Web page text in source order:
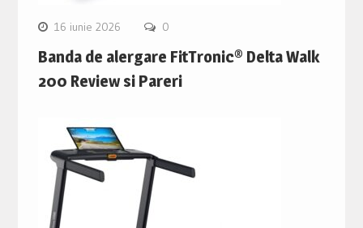
16 iunie 2026 0
Banda de alergare FitTronic® Delta Walk
200 Review si Pareri